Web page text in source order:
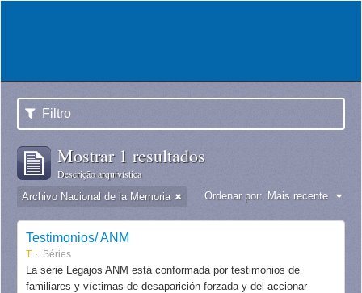
Filtro
Mostrar 1 resultados
Descrição arquivística
Archivo Nacional de la Memoria Ordenar por: Mais recente
Testimonios/ ANM
T Séries
La serie Legajos ANM está conformada por testimonios de
familiares y víctimas de desaparición forzada y del accionar